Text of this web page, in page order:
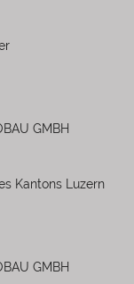
GMBH
Kantons Luzern
GMBH